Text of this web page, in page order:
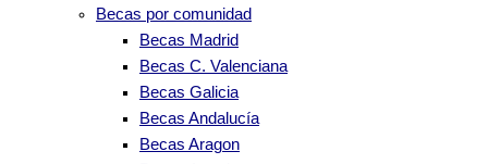
Becas por comunidad
Becas Madrid
Becas C. Valenciana
Becas Galicia
Becas Andalucía
Becas Aragon